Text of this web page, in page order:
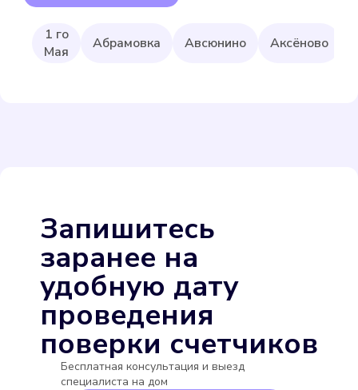
Выбрать
Itelma WFW20.D080
Подробнее
1 го
Мая
Абрамовка Авсюнино Аксёново
Запишитесь
заранее на
удобную дату
проведения
поверки счетчиков
Бесплатная консультация и выезд
специалиста на дом